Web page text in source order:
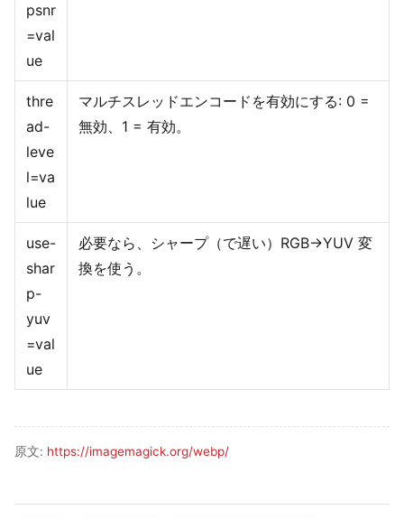
psnr
=val
ue
thre
ad-
leve
l=va
lue
マルチスレッドエンコードを有効にする: 0 =
無効、1 = 有効。
use-
shar
p-
yuv
=val
ue
必要なら、シャープ（で遅い）RGB→YUV 変
換を使う。
原文: https://imagemagick.org/webp/